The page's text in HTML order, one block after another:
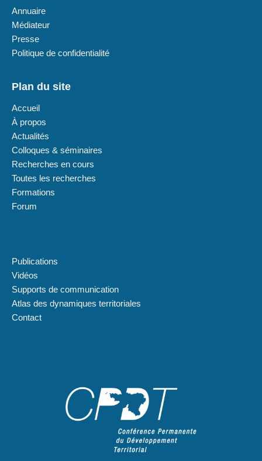
Annuaire
Médiateur
Presse
Politique de confidentialité
Plan du site
Accueil
À propos
Actualités
Colloques & séminaires
Recherches en cours
Toutes les recherches
Formations
Forum
Publications
Vidéos
Supports de communication
Atlas des dynamiques territoriales
Contact